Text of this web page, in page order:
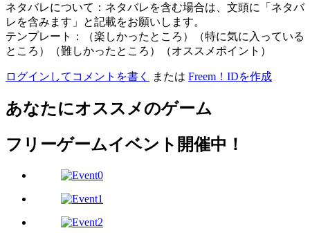
ネタバレについて：ネタバレを含む場合は、文頭に「ネタバ
レを含みます」と記載をお願いします。
テンプレート：（楽しかったところ）（特に気に入っている
ところ）（難しかったところ）（オススメポイント）
ログインしてコメントを書く または Freem！IDを作成
あなたにオススメのゲーム
フリーゲームイベント開催中！